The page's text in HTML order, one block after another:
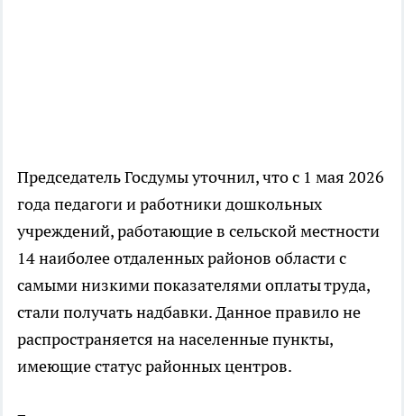
Председатель Госдумы уточнил, что с 1 мая 2026
года педагоги и работники дошкольных
учреждений, работающие в сельской местности
14 наиболее отдаленных районов области с
самыми низкими показателями оплаты труда,
стали получать надбавки. Данное правило не
распространяется на населенные пункты,
имеющие статус районных центров.